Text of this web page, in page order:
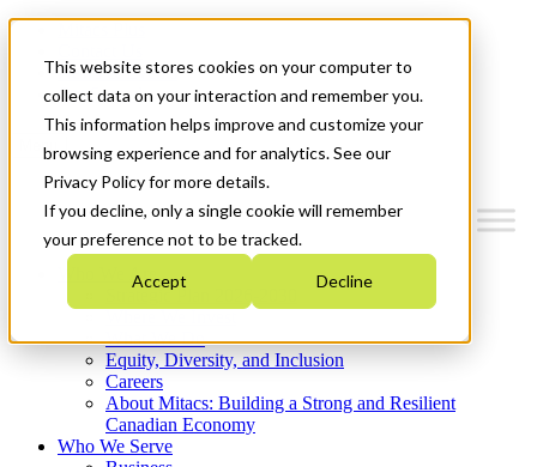
This website stores cookies on your computer to
collect data on your interaction and remember you.
This information helps improve and customize your
browsing experience and for analytics. See our
Privacy Policy for more details.
If you decline, only a single cookie will remember
your preference not to be tracked.
Accept Decline
News & Events
Get Started
Menu
Who We Are
Strategic Plan 2026-2030
What We Do
Equity, Diversity, and Inclusion
Careers
About Mitacs: Building a Strong and Resilient
Canadian Economy
Who We Serve